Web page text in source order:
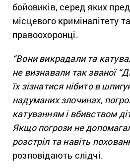
бойовиків, серед яких
місцевого криміналітету
правоохоронці.
“Вони викрадали та
не визнавали так званої
їх зізнатися нібито в
надуманих злочинах,
катуванням і вбивством
Якщо погрози не
розстріл та навіть
розповідають слідчі.